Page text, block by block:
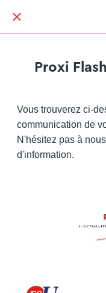
Proxi
Vous trouverez ci-
communication de
N'hésitez pas à
d'information.